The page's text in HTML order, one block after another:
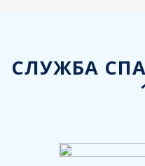
СЛУЖБА